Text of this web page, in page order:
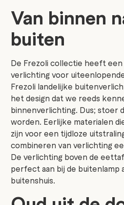
Van binnen
buiten
De Frezoli collectie heeft
verlichting voor
Frezoli landelijke
het design dat we reeds
binnenverlichting. Dus; stoer
worden. Eerlijke materialen
zijn voor een tijdloze
combineren van verlichting
De verlichting boven de
perfect aan bij de buitenlamp
buitenshuis.